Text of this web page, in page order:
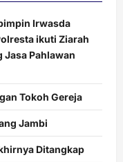
Irwasda
ikuti Ziarah
Jasa Pahlawan
Tokoh Gereja
Jambi
Ditangkap